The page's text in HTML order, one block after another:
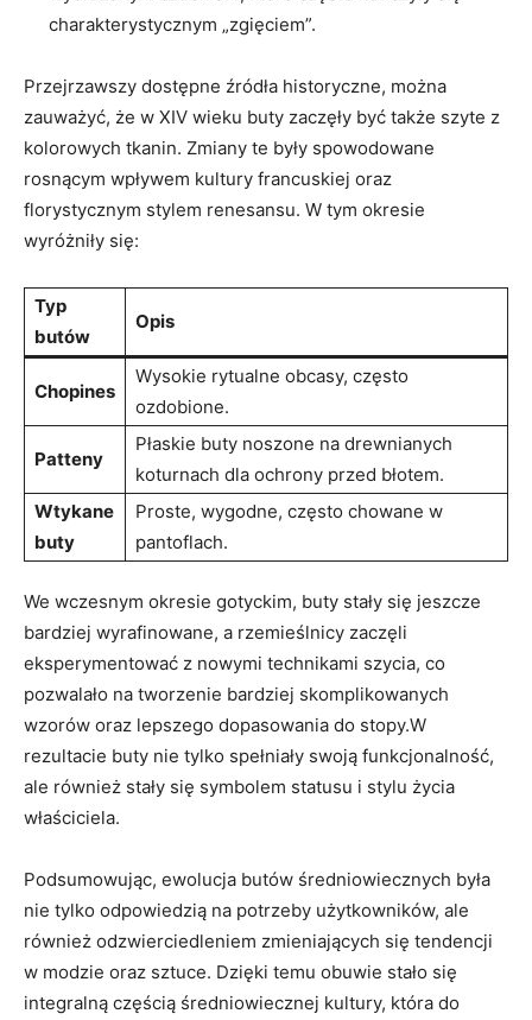
charakterystycznym „zgięciem”.
Przejrzawszy dostępne źródła⁤ historyczne, ⁢można
zauważyć,‍ że⁣ w XIV wieku buty zaczęły być także szyte z
kolorowych tkanin. Zmiany te były spowodowane
‌rosnącym wpływem kultury​ francuskiej oraz
florystycznym stylem renesansu. W ​tym okresie ​
wyróżniły się:
Typ
butów
Opis
Chopines
Wysokie rytualne obcasy, często
ozdobione.
Patteny
Płaskie⁣ buty ‌noszone na ‌drewnianych
koturnach dla ochrony przed błotem.
Wtykane
buty
Proste, wygodne, często chowane w
pantoflach.
We wczesnym⁢ okresie gotyckim, buty stały się jeszcze
bardziej wyrafinowane, a rzemieślnicy zaczęli
eksperymentować z nowymi technikami szycia, co
pozwalało‌ na tworzenie bardziej skomplikowanych
wzorów oraz‌ lepszego dopasowania do stopy.W
rezultacie buty​ nie tylko​ spełniały swoją funkcjonalność,
ale również stały się symbolem statusu i stylu życia
właściciela.
Podsumowując, ewolucja butów średniowiecznych była
nie⁢ tylko‍ odpowiedzią na potrzeby użytkowników, ale
również odzwierciedleniem zmieniających‍ się tendencji
w⁣ modzie oraz sztuce. ​Dzięki temu obuwie​ stało się
integralną częścią średniowiecznej kultury, ⁢która do